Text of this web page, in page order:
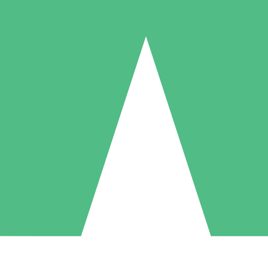
Individuella Kreditpaket
per användning med nedladdningskrediter. Inget månatligt åtagande
5 Nedladdningar
US$